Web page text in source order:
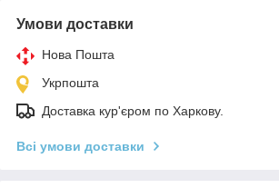
Умови доставки
Нова Пошта
Укрпошта
Доставка кур'єром по Харкову.
Всі умови доставки